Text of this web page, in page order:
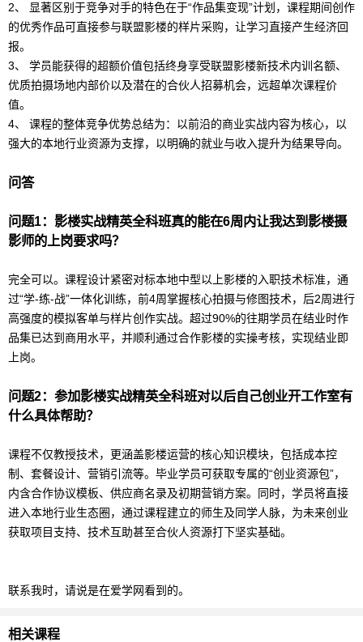
2、 显著区别于竞争对手的特色在于“作品集变现”计划，课程期间创作
的优秀作品可直接参与联盟影楼的样片采购，让学习直接产生经济回
报。
3、 学员能获得的超额价值包括终身享受联盟影楼新技术内训名额、
优质拍摄场地内部价以及潜在的合伙人招募机会，远超单次课程价
值。
4、 课程的整体竞争优势总结为：以前沿的商业实战内容为核心，以
强大的本地行业资源为支撑，以明确的就业与收入提升为结果导向。
问答
问题1：影楼实战精英全科班真的能在6周内让我达到影楼摄
影师的上岗要求吗？
完全可以。课程设计紧密对标本地中型以上影楼的入职技术标准，通
过“学-练-战”一体化训练，前4周掌握核心拍摄与修图技术，后2周进行
高强度的模拟客单与样片创作实战。超过90%的往期学员在结业时作
品集已达到商用水平，并顺利通过合作影楼的实操考核，实现结业即
上岗。
问题2：参加影楼实战精英全科班对以后自己创业开工作室有
什么具体帮助？
课程不仅教授技术，更涵盖影楼运营的核心知识模块，包括成本控
制、套餐设计、营销引流等。毕业学员可获取专属的“创业资源包”，
内含合作协议模板、供应商名录及初期营销方案。同时，学员将直接
进入本地行业生态圈，通过课程建立的师生及同学人脉，为未来创业
获取项目支持、技术互助甚至合伙人资源打下坚实基础。
联系我时，请说是在爱学网看到的。
相关课程